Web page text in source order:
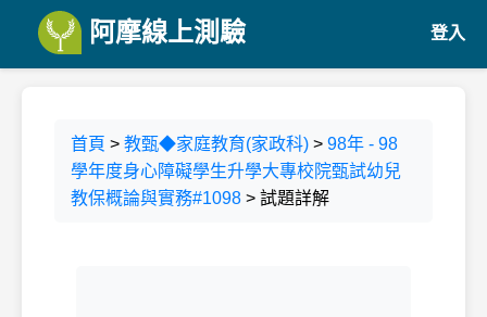
阿摩線上測驗 登入
首頁 > 教甄◆家庭教育(家政科) > 98年 - 98
學年度身心障礙學生升學大專校院甄試幼兒
教保概論與實務#1098 > 試題詳解